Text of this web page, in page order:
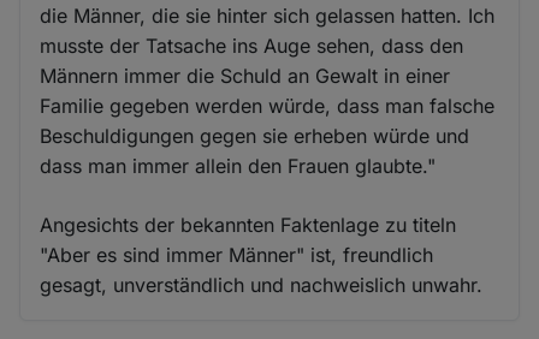
die Männer, die sie hinter sich gelassen hatten. Ich
musste der Tatsache ins Auge sehen, dass den
Männern immer die Schuld an Gewalt in einer
Familie gegeben werden würde, dass man falsche
Beschuldigungen gegen sie erheben würde und
dass man immer allein den Frauen glaubte."
Angesichts der bekannten Faktenlage zu titeln
"Aber es sind immer Männer" ist, freundlich
gesagt, unverständlich und nachweislich unwahr.